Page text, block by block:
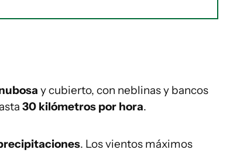
y cubierto, con neblinas y bancos
30 kilómetros por hora.
. Los vientos máximos